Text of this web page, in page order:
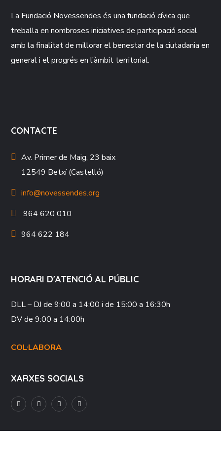
La Fundació Novessendes és una fundació cívica que
treballa en nombroses iniciatives de participació social
amb la finalitat de millorar el benestar de la ciutadania en
general i el progrés en l’àmbit territorial.
CONTACTE
Av. Primer de Maig, 23 baix
12549 Betxí (Castelló)
info@novessendes.org
964 620 010
964 622 184
HORARI D'ATENCIÓ AL PÚBLIC
DLL – DJde 9:00 a 14:00 i de 15:00 a 16:30h
DVde 9:00 a 14:00h
COL·LABORA
XARXES SOCIALS